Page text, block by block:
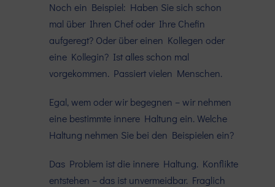
Noch ein Beispiel: Haben Sie sich schon
mal über Ihren Chef oder Ihre Chefin
aufgeregt? Oder über einen Kollegen oder
eine Kollegin? Ist alles schon mal
vorgekommen. Passiert vielen Menschen.
Egal, wem oder wir begegnen – wir nehmen
eine bestimmte innere Haltung ein. Welche
Haltung nehmen Sie bei den Beispielen ein?
Das Problem ist die innere Haltung. Konflikte
entstehen – das ist unvermeidbar. Fraglich